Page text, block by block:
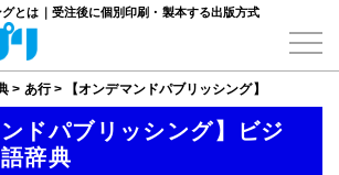
とは｜受注後に個別印刷・製本する出版方式
> あ行> 【オンデマンドパブリッシング】
ンドパブリッシング】ビジ
辞典